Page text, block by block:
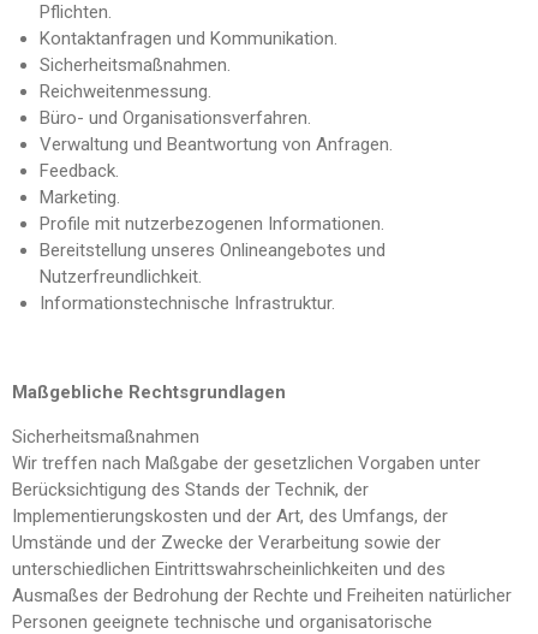
Pflichten.
Kontaktanfragen und Kommunikation.
Sicherheitsmaßnahmen.
Reichweitenmessung.
Büro- und Organisationsverfahren.
Verwaltung und Beantwortung von Anfragen.
Feedback.
Marketing.
Profile mit nutzerbezogenen Informationen.
Bereitstellung unseres Onlineangebotes und
Nutzerfreundlichkeit.
Informationstechnische Infrastruktur.
Maßgebliche Rechtsgrundlagen
Sicherheitsmaßnahmen
Wir treffen nach Maßgabe der gesetzlichen Vorgaben unter
Berücksichtigung des Stands der Technik, der
Implementierungskosten und der Art, des Umfangs, der
Umstände und der Zwecke der Verarbeitung sowie der
unterschiedlichen Eintrittswahrscheinlichkeiten und des
Ausmaßes der Bedrohung der Rechte und Freiheiten natürlicher
Personen geeignete technische und organisatorische